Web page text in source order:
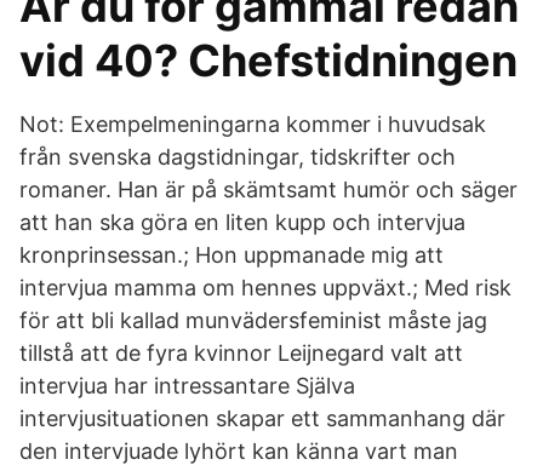
vid 40? Chefstidningen
Not: Exempelmeningarna kommer i huvudsak
från svenska dagstidningar, tidskrifter och
romaner. Han är på skämtsamt humör och säger
att han ska göra en liten kupp och intervjua
kronprinsessan.; Hon uppmanade mig att
intervjua mamma om hennes uppväxt.; Med risk
för att bli kallad munvädersfeminist måste jag
tillstå att de fyra kvinnor Leijnegard valt att
intervjua har intressantare Själva
intervjusituationen skapar ett sammanhang där
den intervjuade lyhört kan känna vart man